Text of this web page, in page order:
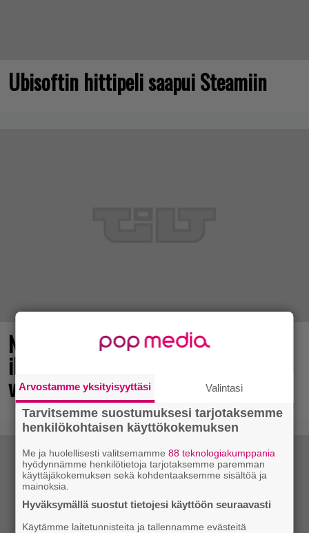
Ubisoftin hittipeli saapui Steamiin
No johan pomppasi: 30 vuotta sitten
ilmestynyt klassikkoräiskintä sai
valtavasti lisää sisältöä
Arvostamme yksityisyyttäsi Valintasi
Tarvitsemme suostumuksesi tarjotaksemme
henkilökohtaisen käyttökokemuksen
Me ja huolellisesti valitsemamme88 teknologiakumppania
hyödynnämme henkilötietoja tarjotaksemme paremman
käyttäjäkokemuksen sekä kohdentaaksemme sisältöä ja
mainoksia.
Hyväksymällä suostut tietojesi käyttöön seuraavasti
Käytämme laitetunnisteita ja tallennamme evästeitä